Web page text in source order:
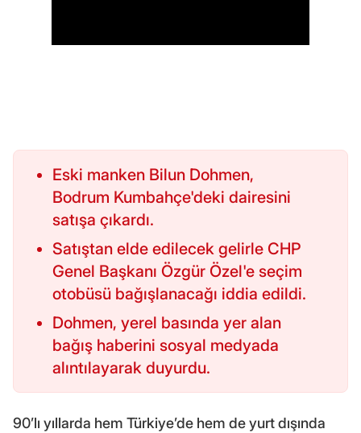
Eski manken Bilun Dohmen,
Bodrum Kumbahçe'deki dairesini
satışa çıkardı.
Satıştan elde edilecek gelirle CHP
Genel Başkanı Özgür Özel'e seçim
otobüsü bağışlanacağı iddia edildi.
Dohmen, yerel basında yer alan
bağış haberini sosyal medyada
alıntılayarak duyurdu.
90’lı yıllarda hem Türkiye’de hem de yurt dışında